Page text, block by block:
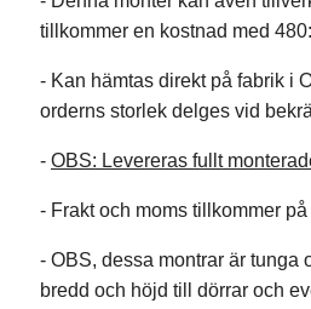
tillkommer en kostnad med
- Kan hämtas direkt på fabrik i
orderns storlek delges vid
- OBS: Levereras fullt
- Frakt och moms tillkommer
- OBS, dessa montrar är tunga
bredd och höjd till dörrar och